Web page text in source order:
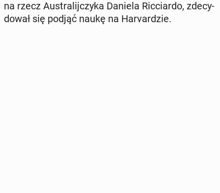
na rzecz Au­stra­lij­czy­ka Daniela Ric­ciar­do, zde­cy­
do­wał się podjąć naukę na Ha­rvar­dzie.